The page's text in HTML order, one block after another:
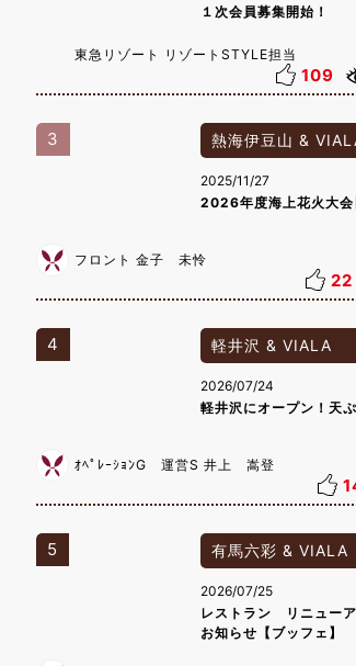
１次会員募集開始！
東急リゾート リゾートSTYLE担当
109
3 熱海伊豆山 &
2025/11/27
2026年度海上花火大会
フロント 金子 未怜
22
4 軽井沢 & VIALA
2026/07/24
軽井沢にオープン！天
ｵﾍﾟﾚｰｼｮﾝG 運営S 井上 嵩登
5 有馬六彩 & VIALA
2026/07/25
レストラン リニュー
お知らせ【ブッフェ】